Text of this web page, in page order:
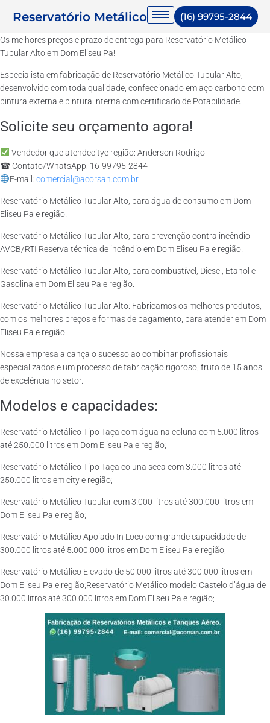
Reservatório Metálico (16) 99795-2844
Os melhores preços e prazo de entrega para Reservatório Metálico
Tubular Alto em Dom Eliseu Pa!
Especialista em fabricação de Reservatório Metálico Tubular Alto,
desenvolvido com toda qualidade, confeccionado em aço carbono com
pintura externa e pintura interna com certificado de Potabilidade.
Solicite seu orçamento agora!
Vendedor que atendecitye região: Anderson Rodrigo
☎ Contato/WhatsApp: 16-99795-2844
E-mail: comercial@acorsan.com.br
Reservatório Metálico Tubular Alto, para água de consumo em Dom
Eliseu Pa e região.
Reservatório Metálico Tubular Alto, para prevenção contra incêndio
AVCB/RTI Reserva técnica de incêndio em Dom Eliseu Pa e região.
Reservatório Metálico Tubular Alto, para combustível, Diesel, Etanol e
Gasolina em Dom Eliseu Pa e região.
Reservatório Metálico Tubular Alto: Fabricamos os melhores produtos,
com os melhores preços e formas de pagamento, para atender em Dom
Eliseu Pa e região!
Nossa empresa alcança o sucesso ao combinar profissionais
especializados e um processo de fabricação rigoroso, fruto de 15 anos
de excelência no setor.
Modelos e capacidades:
Reservatório Metálico Tipo Taça com água na coluna com 5.000 litros
até 250.000 litros em Dom Eliseu Pa e região;
Reservatório Metálico Tipo Taça coluna seca com 3.000 litros até
250.000 litros em city e região;
Reservatório Metálico Tubular com 3.000 litros até 300.000 litros em
Dom Eliseu Pa e região;
Reservatório Metálico Apoiado In Loco com grande capacidade de
300.000 litros até 5.000.000 litros em Dom Eliseu Pa e região;
Reservatório Metálico Elevado de 50.000 litros até 300.000 litros em
Dom Eliseu Pa e região;Reservatório Metálico modelo Castelo d’água de
30.000 litros até 300.000 litros em Dom Eliseu Pa e região;